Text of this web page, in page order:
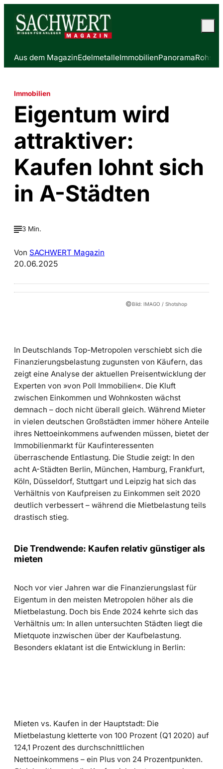
Aus dem MagazinEdelmetalleImmobilienPanorama
Immobilien
Eigentum wird
attraktiver:
Kaufen lohnt sich
in A-Städten
3 Min.
Von SACHWERT Magazin
20.06.2025
©Bild: IMAGO / Shotshop
In Deutschlands Top-Metropolen verschiebt sich die
Finanzierungsbelastung zugunsten von Käufern, das
zeigt eine Analyse der aktuellen Preisentwicklung der
Experten von »von Poll Immobilien«. Die Kluft
zwischen Einkommen und Wohnkosten wächst
demnach – doch nicht überall gleich. Während Mieter
in vielen deutschen Großstädten immer höhere Anteile
ihres Nettoeinkommens aufwenden müssen, bietet der
Immobilienmarkt für Kaufinteressenten
überraschende Entlastung. Die Studie zeigt: In den
acht A-Städten Berlin, München, Hamburg, Frankfurt,
Köln, Düsseldorf, Stuttgart und Leipzig hat sich das
Verhältnis von Kaufpreisen zu Einkommen seit 2020
deutlich verbessert – während die Mietbelastung teils
drastisch stieg.
Die Trendwende: Kaufen relativ günstiger als
mieten
Noch vor vier Jahren war die Finanzierungslast für
Eigentum in den meisten Metropolen höher als die
Mietbelastung. Doch bis Ende 2024 kehrte sich das
Verhältnis um: In allen untersuchten Städten liegt die
Mietquote inzwischen über der Kaufbelastung.
Besonders eklatant ist die Entwicklung in Berlin:
Mieten vs. Kaufen in der Hauptstadt: Die
Mietbelastung kletterte von 100 Prozent (Q1 2020) auf
124,1 Prozent des durchschnittlichen
Nettoeinkommens – ein Plus von 24 Prozentpunkten.